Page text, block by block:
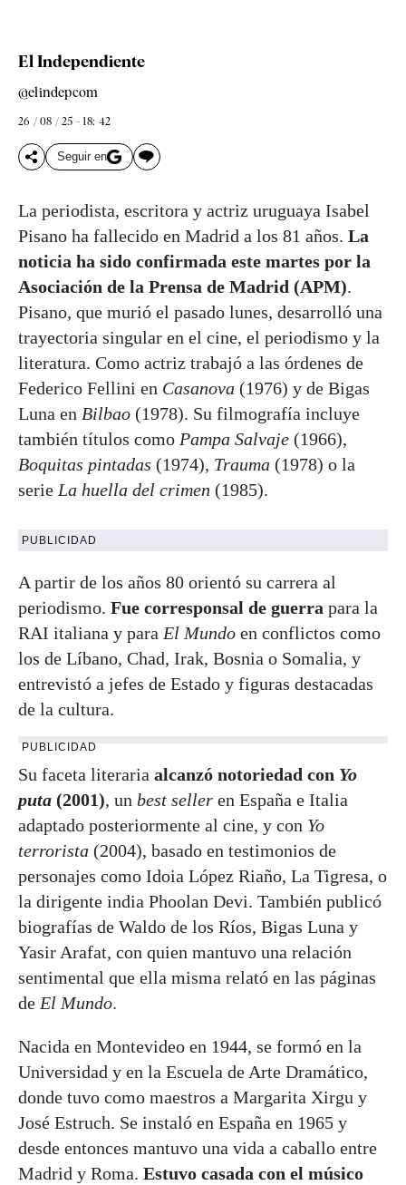
El Independiente
@elindepcom
26 / 08 / 25 - 18: 42
Seguir en
La periodista, escritora y actriz uruguaya Isabel
Pisano ha fallecido en Madrid a los 81 años. La
noticia ha sido confirmada este martes por la
Asociación de la Prensa de Madrid (APM).
Pisano, que murió el pasado lunes, desarrolló una
trayectoria singular en el cine, el periodismo y la
literatura. Como actriz trabajó a las órdenes de
Federico Fellini en Casanova (1976) y de Bigas
Luna en Bilbao (1978). Su filmografía incluye
también títulos como Pampa Salvaje (1966),
Boquitas pintadas (1974), Trauma (1978) o la
serie La huella del crimen (1985).
PUBLICIDAD
A partir de los años 80 orientó su carrera al
periodismo. Fue corresponsal de guerra para la
RAI italiana y para El Mundo en conflictos como
los de Líbano, Chad, Irak, Bosnia o Somalia, y
entrevistó a jefes de Estado y figuras destacadas
de la cultura.
PUBLICIDAD
Su faceta literaria alcanzó notoriedad con Yo
puta (2001), un best seller en España e Italia
adaptado posteriormente al cine, y con Yo
terrorista (2004), basado en testimonios de
personajes como Idoia López Riaño, La Tigresa, o
la dirigente india Phoolan Devi. También publicó
biografías de Waldo de los Ríos, Bigas Luna y
Yasir Arafat, con quien mantuvo una relación
sentimental que ella misma relató en las páginas
de El Mundo.
Nacida en Montevideo en 1944, se formó en la
Universidad y en la Escuela de Arte Dramático,
donde tuvo como maestros a Margarita Xirgu y
José Estruch. Se instaló en España en 1965 y
desde entonces mantuvo una vida a caballo entre
Madrid y Roma. Estuvo casada con el músico